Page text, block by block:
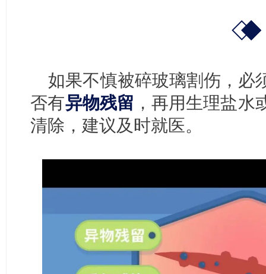
如果不慎被碎玻璃割伤，必
否有异物残留 ，再用生理盐水
清除，建议及时就医。